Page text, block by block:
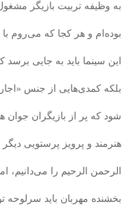
به وظیفه تربیت بازیگر
بوده‌ام و هر کجا که می‌روم
این سینما باید به جایی
بلکه کمدی‌هایی از جنس
شود که پر از بازیگران جوان
هنرمند و پرویز پرستویی
الرحمن الرحیم را می‌دانیم،
بخشنده مهربان باید سرلوحه